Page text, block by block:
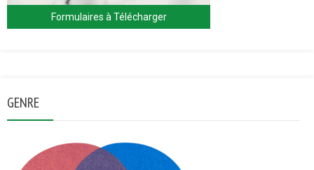
Formulaires à Télécharger
GENRE